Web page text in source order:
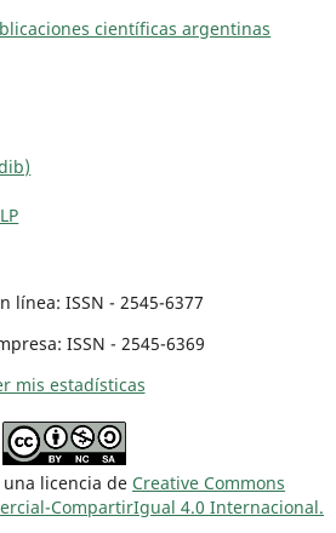
científicas argentinas
línea: ISSN - 2545-6377
ISSN - 2545-6369
mis estadísticas
licencia de Creative Commons
CompartirIgual 4.0 Internacional.